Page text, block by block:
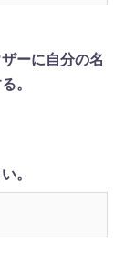
ーに自分の名
。
。